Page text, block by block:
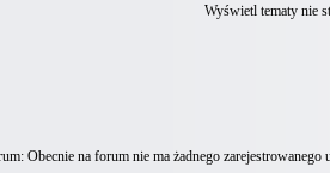
Wyświetl tematy nie
Obecnie na forum nie ma żadnego zarejestrowanego